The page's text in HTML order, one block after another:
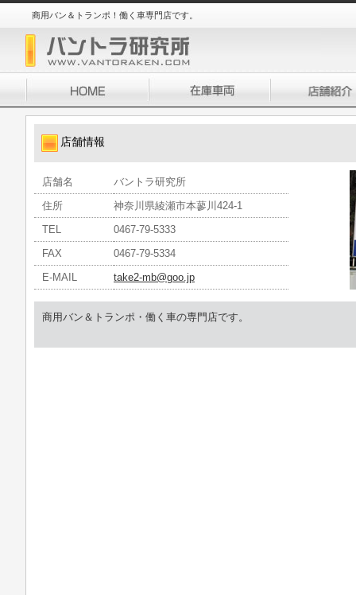
商用バン＆トランポ！働く車専門店です。
店舗情報
店舗名
バントラ研究所
住所
神奈川県綾瀬市本蓼川424-1
TEL
0467-79-5333
FAX
0467-79-5334
E-MAIL
take2-mb@goo.jp
商用バン＆トランポ・働く車の専門店です。